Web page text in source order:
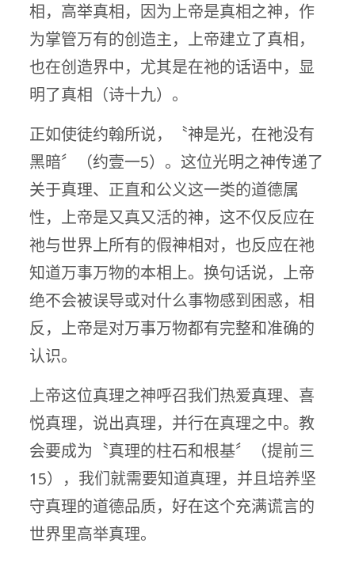
相，高举真相，因为上帝是真相之神，作
为掌管万有的创造主，上帝建立了真相，
也在创造界中，尤其是在祂的话语中，显
明了真相（诗十九）。
正如使徒约翰所说，〝神是光，在祂没有
黑暗〞（约壹一5）。这位光明之神传递了
关于真理、正直和公义这一类的道德属
性，上帝是又真又活的神，这不仅反应在
祂与世界上所有的假神相对，也反应在祂
知道万事万物的本相上。换句话说，上帝
绝不会被误导或对什么事物感到困惑，相
反，上帝是对万事万物都有完整和准确的
认识。
上帝这位真理之神呼召我们热爱真理、喜
悦真理，说出真理，并行在真理之中。教
会要成为〝真理的柱石和根基〞（提前三
15），我们就需要知道真理，并且培养坚
守真理的道德品质，好在这个充满谎言的
世界里高举真理。